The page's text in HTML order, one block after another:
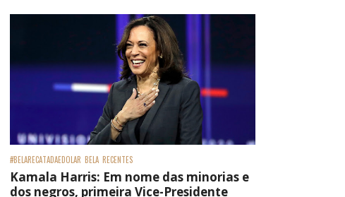
#BELARECATADAEDOLAR BELA RECENTES
Kamala Harris: Em nome das minorias e
dos negros, primeira Vice-Presidente